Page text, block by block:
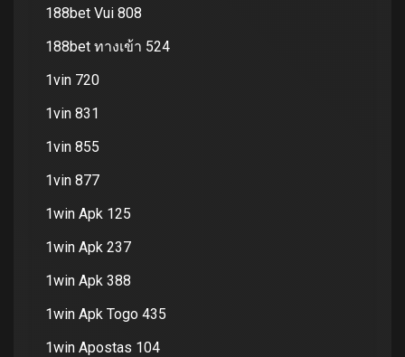
188bet Vui 808
188bet ทางเข้า 524
1vin 720
1vin 831
1vin 855
1vin 877
1win Apk 125
1win Apk 237
1win Apk 388
1win Apk Togo 435
1win Apostas 104